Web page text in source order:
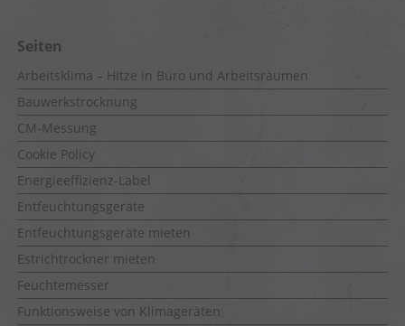
Seiten
Arbeitsklima – Hitze in Büro und Arbeitsräumen
Bauwerkstrocknung
CM-Messung
Cookie Policy
Energieeffizienz-Label
Entfeuchtungsgeräte
Entfeuchtungsgeräte mieten
Estrichtrockner mieten
Feuchtemesser
Funktionsweise von Klimageräten